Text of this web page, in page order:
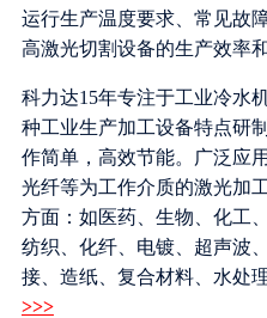
运行生产温度要求、常见故
高激光切割设备的生产效率
科力达15年专注于工业冷水
种工业生产加工设备特点研
作简单，高效节能。广泛应
光纤等为工作介质的激光加
方面：如医药、生物、化工
纺织、化纤、电镀、超声波
接、造纸、复合材料、水处
>>>